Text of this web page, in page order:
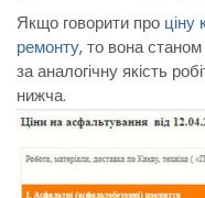
Якщо говорити про ціну
ремонту, то вона
за аналогічну якість
нижча.